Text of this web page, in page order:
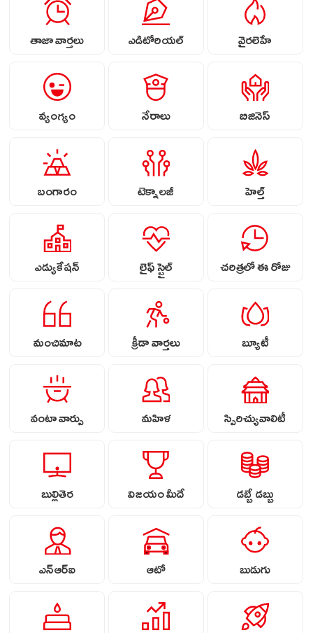
తాజా వార్తలు ఎడిటోరియల్ వైరలెహే
వ్యంగ్యం నేరాలు బిజినెస్
బంగారం టెక్నాలజీ హెల్త్
ఎడ్యుకేషన్ లైఫ్ స్టైల్ చరిత్రలో ఈ రోజు
మంచిమాట క్రీడా వార్తలు బ్యూటీ
వంటా వార్పు మహిళ స్పిరిచ్యువాలిటీ
బుల్లితెర విజయం మీదే డబ్బే డబ్బు
ఎన్ఆర్ఐ ఆటో బుడుగు